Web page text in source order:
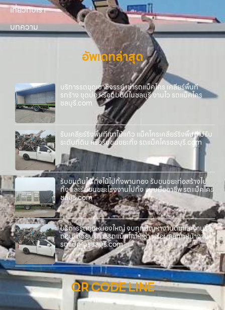
เกี่ยวกับเรา
บทความ
อัพเดทล่าสุด
บริการรถขุดเขาชีจรรย์ เช่ารถแม็คโคร เคลียร์พื้นที่
รกร้าง ขุดบ่อ หรือถมดินในชลบุรี งานไว รถแม็คโคร
ชลบุรี.com
รับเคลียร์ริ่งพื้นที่เขาไม้แก้ว แม็คโครเคลียร์ริ่งพื้นที่ ปรับ
ระดับที่ดิน หรือรับขนขยะทิ้ง รถแม็คโครชลบุรี.com
รับขนต้นไม้ กิ่งไม้ไปทิ้งพานทอง รับขนขยะก่อสร้างไป
ทิ้ง และรับขนขยะโรงงานไปทิ้ง แบบมืออาชีพ รถแม็คโคร
ชลบุรี.com
บริการรถขุดหนองใหญ่ จบทุกปัญหางานดินและงานรื้อ
ถอน! ด้วยบริการรถแม็คโคให้เช่า พร้อมลุยทุกหน้างาน
รถแม็คโครชลบุรี.com
QR CODE LINE